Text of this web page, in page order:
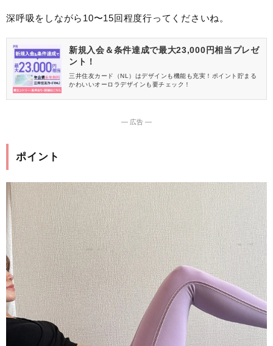
深呼吸をしながら10〜15回程度行ってくださいね。
新規入会＆条件達成で最大23,000円相当プレゼ
ント！
三井住友カード（NL）はデザインも機能も充実！ポイント貯まる
かわいいオーロラデザインも要チェック！
― 広告 ―
ポイント